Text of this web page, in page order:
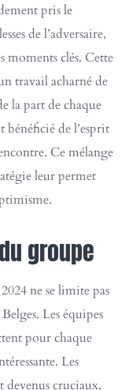
pris le
de l’adversaire,
moments clés. Cette
travail acharné de
la part de chaque
bénéficié de l’esprit
Ce mélange
leur permet
groupe
ne se limite pas
Les équipes
pour chaque
Les
devenus cruciaux,